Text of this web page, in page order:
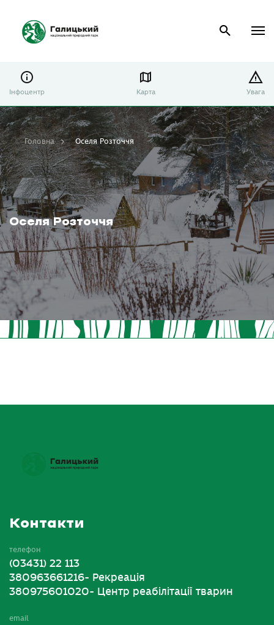
Інфоцентр Карта Увага
Оселя Розточчя
Головна Оселя Розточчя
Контакти
телефон
(03431) 22 113
380963661216- Рекреація
380975601020- Центр реабілітації тварин
email